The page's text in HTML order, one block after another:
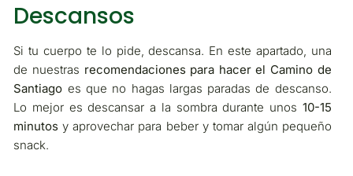
Descansos
Si tu cuerpo te lo pide, descansa. En este apartado, una
de nuestras recomendaciones para hacer el Camino de
Santiago es que no hagas largas paradas de descanso.
Lo mejor es descansar a la sombra durante unos 10-15
minutos y aprovechar para beber y tomar algún pequeño
snack.